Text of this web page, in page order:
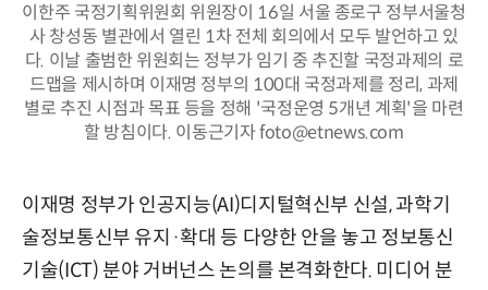
이한주 국정기획위원회 위원장이 16일 서울 종로구 정부서울청
사 창성동 별관에서 열린 1차 전체 회의에서 모두 발언하고 있
다. 이날 출범한 위원회는 정부가 임기 중 추진할 국정과제의 로
드맵을 제시하며 이재명 정부의 100대 국정과제를 정리, 과제
별로 추진 시점과 목표 등을 정해 '국정운영 5개년 계획'을 마련
할 방침이다. 이동근기자 foto@etnews.com
이재명 정부가 인공지능(AI)디지털혁신부 신설, 과학기
술정보통신부 유지·확대 등 다양한 안을 놓고 정보통신
기술(ICT) 분야 거버넌스 논의를 본격화한다. 미디어 분